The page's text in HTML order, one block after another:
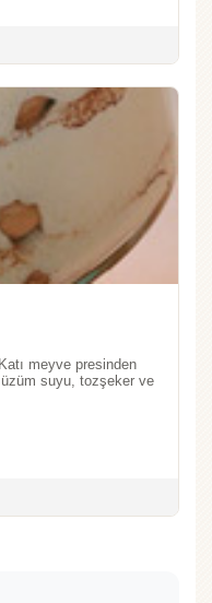
meyve presinden
suyu, tozşeker ve